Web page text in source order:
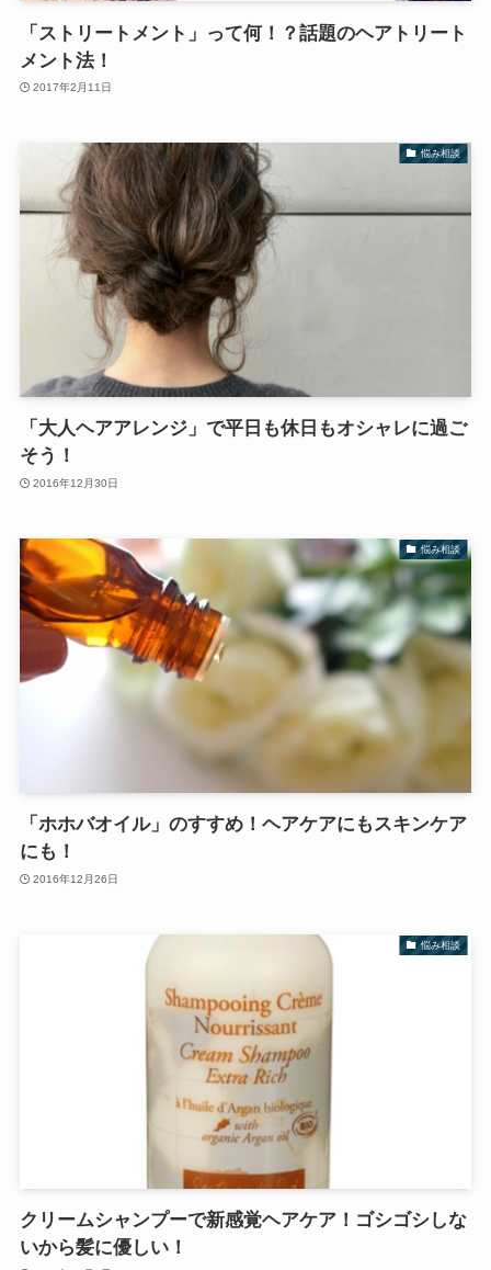
「ストリートメント」って何！？話題のヘアトリート
メント法！
2017年2月11日
悩み相談
「大人ヘアアレンジ」で平日も休日もオシャレに過ご
そう！
2016年12月30日
悩み相談
「ホホバオイル」のすすめ！ヘアケアにもスキンケア
にも！
2016年12月26日
悩み相談
クリームシャンプーで新感覚ヘアケア！ゴシゴシしな
いから髪に優しい！